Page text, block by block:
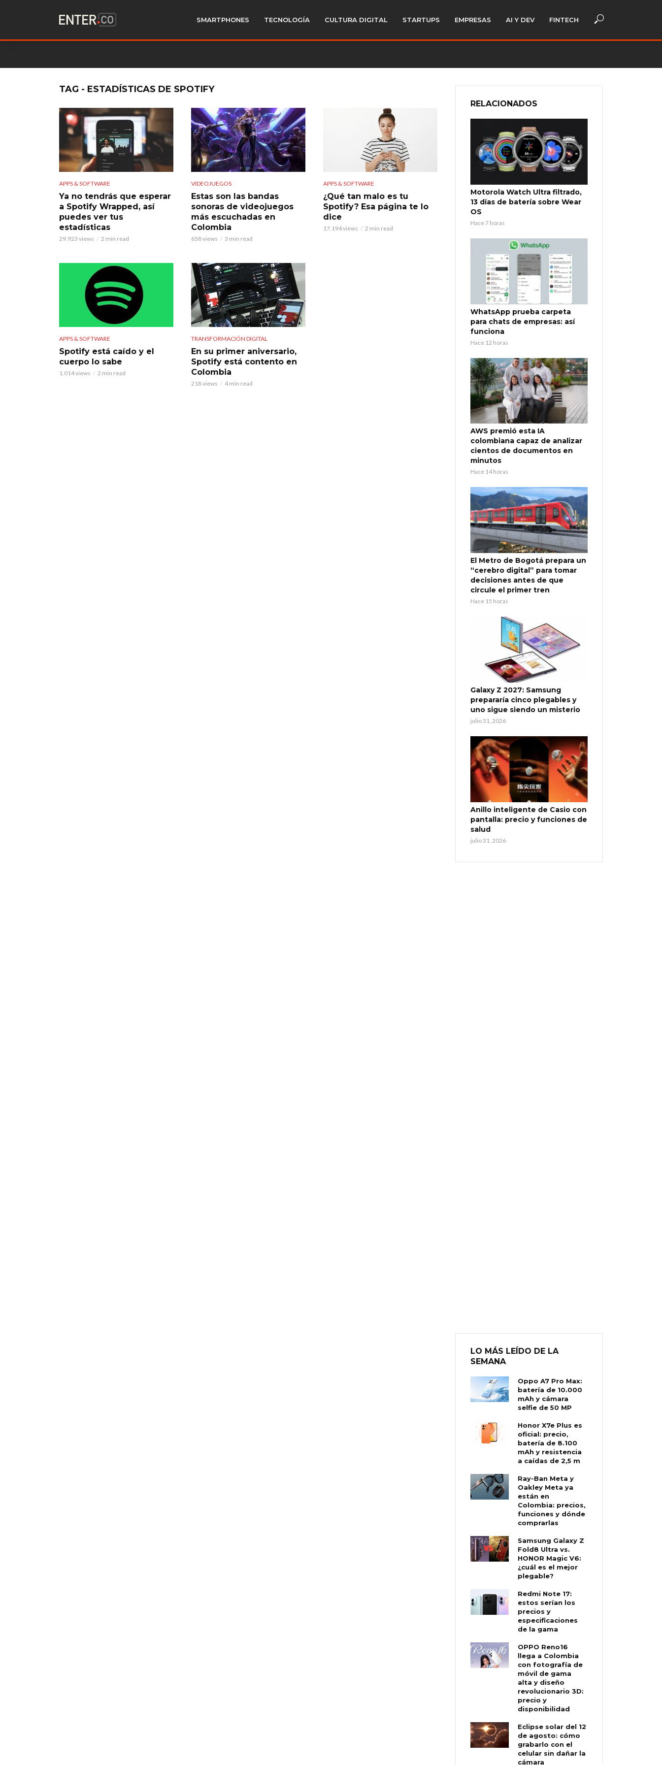
SMARTPHONES TECNOLOGÍA CULTURA DIGITAL STARTUPS EMPRESAS AI Y DEV FINTECH
TAG - ESTADÍSTICAS DE SPOTIFY
APPS & SOFTWARE
Ya no tendrás que esperar
a Spotify Wrapped, así
puedes ver tus
estadísticas
29.923 views 2 min read
VIDEOJUEGOS
Estas son las bandas
sonoras de videojuegos
más escuchadas en
Colombia
658 views 3 min read
APPS & SOFTWARE
¿Qué tan malo es tu
Spotify? Esa página te lo
dice
17.194 views 2 min read
APPS & SOFTWARE
Spotify está caído y el
cuerpo lo sabe
1.014 views 2 min read
TRANSFORMACIÓN DIGITAL
En su primer aniversario,
Spotify está contento en
Colombia
218 views 4 min read
RELACIONADOS
Motorola Watch Ultra filtrado,
13 días de batería sobre Wear
OS
Hace 7 horas
WhatsApp prueba carpeta
para chats de empresas: así
funciona
Hace 12 horas
AWS premió esta IA
colombiana capaz de analizar
cientos de documentos en
minutos
Hace 14 horas
El Metro de Bogotá prepara un
“cerebro digital” para tomar
decisiones antes de que
circule el primer tren
Hace 15 horas
Galaxy Z 2027: Samsung
prepararía cinco plegables y
uno sigue siendo un misterio
julio 31, 2026
Anillo inteligente de Casio con
pantalla: precio y funciones de
salud
julio 31, 2026
LO MÁS LEÍDO DE LA
SEMANA
Oppo A7 Pro Max:
batería de 10.000
mAh y cámara
selfie de 50 MP
Honor X7e Plus es
oficial: precio,
batería de 8.100
mAh y resistencia
a caídas de 2,5 m
Ray-Ban Meta y
Oakley Meta ya
están en
Colombia: precios,
funciones y dónde
comprarlas
Samsung Galaxy Z
Fold8 Ultra vs.
HONOR Magic V6:
¿cuál es el mejor
plegable?
Redmi Note 17:
estos serían los
precios y
especificaciones
de la gama
OPPO Reno16
llega a Colombia
con fotografía de
móvil de gama
alta y diseño
revolucionario 3D:
precio y
disponibilidad
Eclipse solar del 12
de agosto: cómo
grabarlo con el
celular sin dañar la
cámara